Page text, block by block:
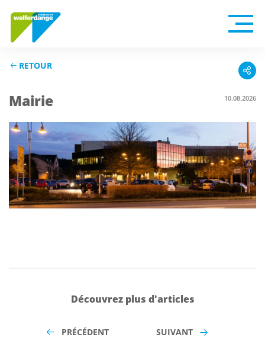
RETOUR
Mairie 10.08.2026
Découvrez plus d'articles
PRÉCÉDENT SUIVANT